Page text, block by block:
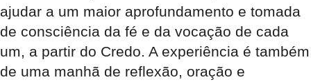
ajudar a um maior aprofundamento e tomada
de consciência da fé e da vocação de cada
um, a partir do Credo. A experiência é também
de uma manhã de reflexão, oração e